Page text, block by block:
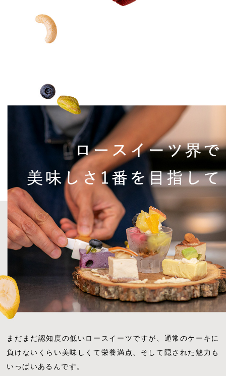
まだまだ認知度の低いロースイーツですが、通常のケーキに
負けないくらい美味しくて栄養満点、そして隠された魅力も
いっぱいあるんです。